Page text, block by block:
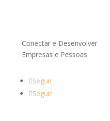
Conectar e Desenvolver
Empresas e Pessoas
Seguir
Seguir